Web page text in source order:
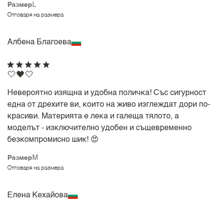
Размер L
Отговаря на размера
Албена Благоева
Размер M
Отговаря на размера
🤍🖤🤍
Невероятно изящна и удобна поличка! Със сигурност
една от дрехите ви, които на живо изглеждат дори по-
красиви. Материята е лека и галеща тялото, а
моделът - изключително удобен и същевременно
безкомпромисно шик! 😍
Елена Кехайова